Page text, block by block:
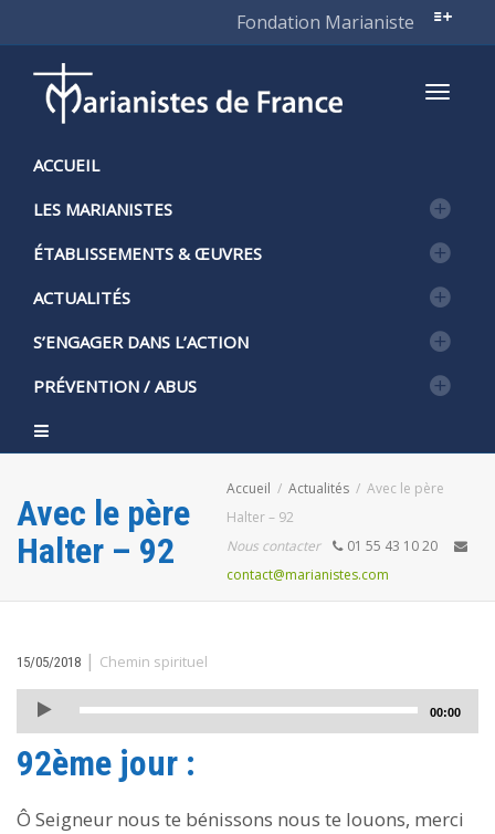
Fondation Marianiste
ACCUEIL
LES MARIANISTES
ÉTABLISSEMENTS & ŒUVRES
ACTUALITÉS
S’ENGAGER DANS L’ACTION
PRÉVENTION / ABUS
Avec le père
Halter – 92
Accueil Actualités
Avec le père
Halter – 92
Nous contacter
01 55 43 10 20
contact@marianistes.com
15/05/2018 | Chemin spirituel
Lecteur
audio
00:00
92ème jour :
Ô Seigneur nous te bénissons nous te louons, merci